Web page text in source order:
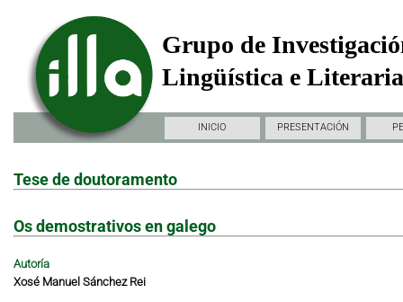
Grupo de
Lingüística e
INICIO PRESENTACIÓN
Tese de doutoramento
Os demostrativos en galego
Autoría
Xosé Manuel Sánchez Rei